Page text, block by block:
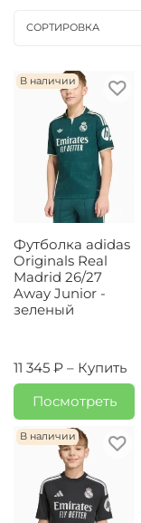
СОРТИРОВКА
В наличии
Футболка adidas
Originals Real
Madrid 26/27
Away Junior -
зеленый
11 345 ₽ – Купить
Посмотреть
В наличии